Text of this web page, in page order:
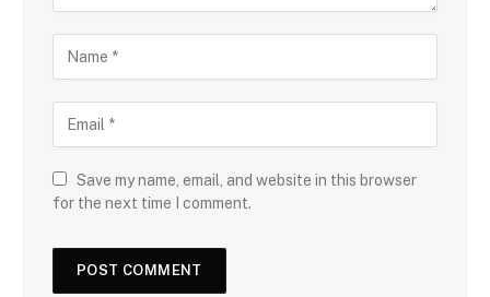
Save my name, email, and website in this browser
for the next time I comment.